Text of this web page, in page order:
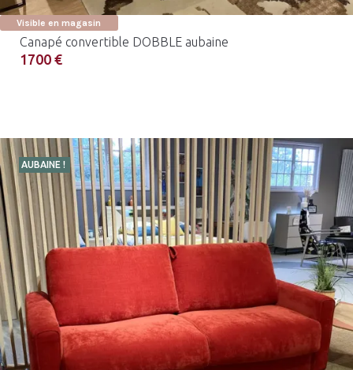
Visible en magasin
Canapé convertible DOBBLE aubaine
1700 €
AUBAINE !